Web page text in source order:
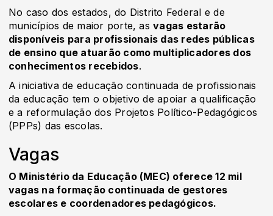
No caso dos estados, do Distrito Federal e de
municípios de maior porte, asvagas estarão
disponíveis para profissionais das redes públicas
de ensino que atuarão como multiplicadores dos
conhecimentos recebidos.
A iniciativa de educação continuada de profissionais
da educação tem o objetivo de apoiar a qualificação
e a reformulação dos Projetos Político-Pedagógicos
(PPPs) das escolas.
Vagas
O Ministério da Educação (MEC) oferece 12 mil
vagas na formação continuada de gestores
escolares e coordenadores pedagógicos.